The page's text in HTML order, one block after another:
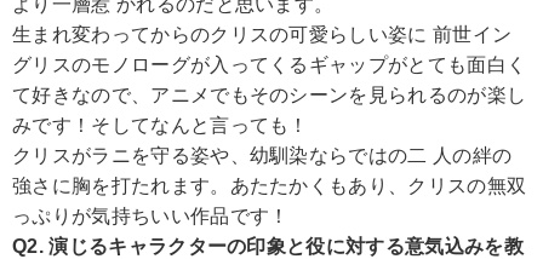
より一層惹 かれるのだと思います。
生まれ変わってからのクリスの可愛らしい姿に 前世イン
グリスのモノローグが入ってくるギャップがとても面白く
て好きなので、アニメでもそのシーンを見られるのが楽し
みです！そしてなんと言っても！
クリスがラニを守る姿や、幼馴染ならではの二 人の絆の
強さに胸を打たれます。あたたかくもあり、クリスの無双
っぷりが気持ちいい作品です！
Q2. 演じるキャラクターの印象と役に対する意気込みを教